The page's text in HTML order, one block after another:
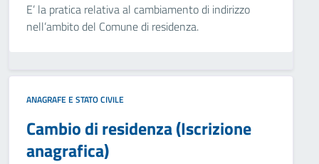
E’ la pratica relativa al cambiamento di indirizzo
nell’ambito del Comune di residenza.
ANAGRAFE E STATO CIVILE
Cambio di residenza (Iscrizione
anagrafica)